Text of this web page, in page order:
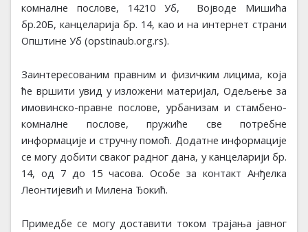
комналне послове, 14210 Уб, Војводе Мишића
бр.20Б, канцеларија бр. 14, као и на интернет страни
Општине Уб (opstinaub.org.rs).
Заинтересованим правним и физичким лицима, која
ће вршити увид у изложени материјал, Одељење за
имовинско-правне послове, урбанизам и стамбено-
комналне послове, пружиће све потребне
информације и стручну помоћ. Додатне информације
се могу добити сваког радног дана, у канцеларији бр.
14, од 7 до 15 часова. Особe за контакт Анђелка
Леонтијевић и Милена Ђокић.
Примедбе се могу доставити током трајања јавног